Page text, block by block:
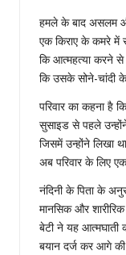
हमले के बाद असलम
एक किराए के कमरे में
कि आत्महत्या करने से
कि उसके सोने-चांदी
परिवार का कहना है
सुसाइड से पहले
जिसमें उन्होंने लिखा
अब परिवार के लिए
नंदिनी के पिता के
मानसिक और
बेटी ने यह आत्मघाती
बयान दर्ज कर आगे की